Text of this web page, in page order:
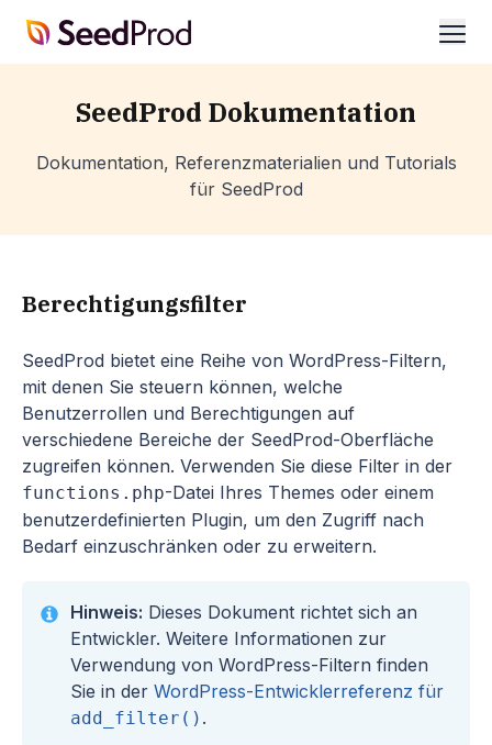
SeedProd
SeedProd Dokumentation
Dokumentation, Referenzmaterialien und Tutorials
für SeedProd
Berechtigungsfilter
SeedProd bietet eine Reihe von WordPress-Filtern,
mit denen Sie steuern können, welche
Benutzerrollen und Berechtigungen auf
verschiedene Bereiche der SeedProd-Oberfläche
zugreifen können. Verwenden Sie diese Filter in der
functions.php-Datei Ihres Themes oder einem
benutzerdefinierten Plugin, um den Zugriff nach
Bedarf einzuschränken oder zu erweitern.
Hinweis: Dieses Dokument richtet sich an
Entwickler. Weitere Informationen zur
Verwendung von WordPress-Filtern finden
Sie in der WordPress-Entwicklerreferenz für
add_filter() .